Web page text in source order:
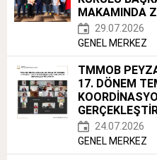
MAKAMINDA
29.07.2026
GENEL MERKEZ
TMMOB
17. DÖNEM
24.07.2026
GENEL MERKEZ